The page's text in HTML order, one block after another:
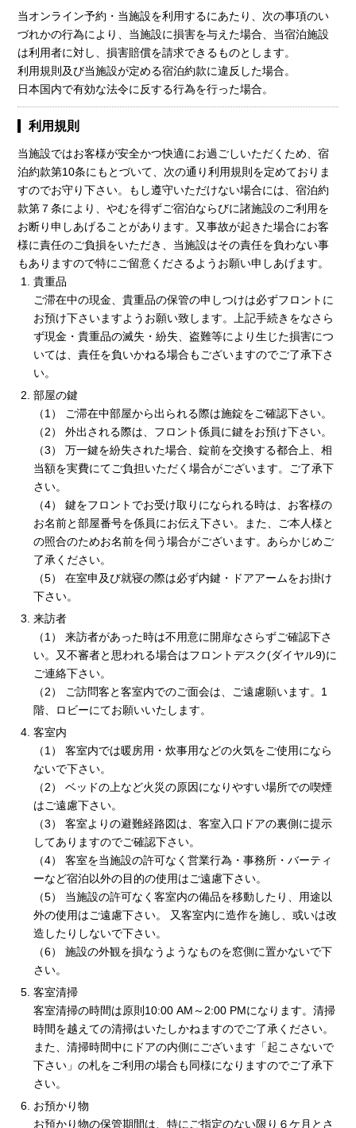
当オンライン予約・当施設を利用するにあたり、次の事項のい
づれかの行為により、当施設に損害を与えた場合、当宿泊施設
は利用者に対し、損害賠償を請求できるものとします。
利用規則及び当施設が定める宿泊約款に違反した場合。
日本国内で有効な法令に反する行為を行った場合。
利用規則
当施設ではお客様が安全かつ快適にお過ごしいただくため、宿
泊約款第10条にもとづいて、次の通り利用規則を定めておりま
すのでお守り下さい。もし遵守いただけない場合には、宿泊約
款第７条により、やむを得ずご宿泊ならびに諸施設のご利用を
お断り申しあげることがあります。又事故が起きた場合にお客
様に責任のご負損をいただき、当施設はその責任を負わない事
もありますので特にご留意くださるようお願い申しあげます。
貴重品
ご滞在中の現金、貴重品の保管の申しつけは必ずフロントに
お預け下さいますようお願い致します。上記手続きをなさら
ず現金・貴重品の滅失・紛失、盗難等により生じた損害につ
いては、責任を負いかねる場合もございますのでご了承下さ
い。
部屋の鍵
（1） ご滞在中部屋から出られる際は施錠をご確認下さい。
（2） 外出される際は、フロント係員に鍵をお預け下さい。
（3） 万一鍵を紛失された場合、錠前を交換する都合上、相
当額を実費にてご負担いただく場合がございます。ご了承下
さい。
（4） 鍵をフロントでお受け取りになられる時は、お客様の
お名前と部屋番号を係員にお伝え下さい。また、ご本人様と
の照合のためお名前を伺う場合がございます。あらかじめご
了承ください。
（5） 在室申及び就寝の際は必ず内鍵・ドアアームをお掛け
下さい。
来訪者
（1） 来訪者があった時は不用意に開扉なさらずご確認下さ
い。又不審者と思われる場合はフロントデスク(ダイヤル9)に
ご連絡下さい。
（2） ご訪問客と客室内でのご面会は、ご遠慮願います。1
階、ロビーにてお願いいたします。
客室内
（1） 客室内では暖房用・炊事用などの火気をご使用になら
ないで下さい。
（2） ベッドの上など火災の原因になりやすい場所での喫煙
はご遠慮下さい。
（3） 客室よりの避難経路図は、客室入口ドアの裏側に提示
してありますのでご確認下さい。
（4） 客室を当施設の許可なく営業行為・事務所・バーティ
ーなど宿泊以外の目的の使用はご遠慮下さい。
（5） 当施設の許可なく客室内の備品を移動したり、用途以
外の使用はご遠慮下さい。 又客室内に造作を施し、或いは改
造したりしないで下さい。
（6） 施設の外観を損なうようなものを窓側に置かないで下
さい。
客室清掃
客室清掃の時間は原則10:00 AM～2:00 PMになります。清掃
時間を越えての清掃はいたしかねますのでご了承ください。
また、清掃時間中にドアの内側にございます「起こさないで
下さい」の札をご利用の場合も同様になりますのでご了承下
さい。
お預かり物
お預かり物の保管期間は、特にご指定のない限り６ケ月とさ